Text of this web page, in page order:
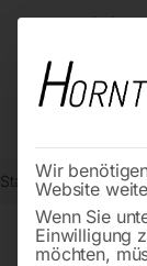
Start
Wir
Website
Wenn Sie
Einwilligung
möchten,